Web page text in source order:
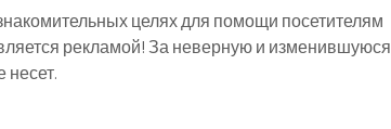
целях для помощи посетителям
рекламой! За неверную и изменившуюся
несет.